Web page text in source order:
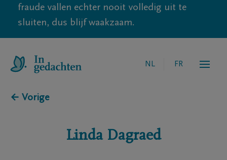
fraude vallen echter nooit volledig uit te
sluiten, dus blijf waakzaam.
NL FR
← Vorige
Linda Dagraed